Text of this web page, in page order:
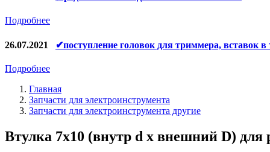
Подробнее
26.07.2021 ✔поступление головок для триммера, вставок
Подробнее
Главная
Запчасти для электроинструмента
Запчасти для электроинструмента другие
Втулка 7х10 (внутр d х внешний D) для